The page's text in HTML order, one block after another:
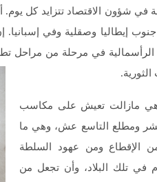
في شؤون الاقتصاد تتزايد كل يوم.
إيطاليا وصقلية وفي إسبانيا.
في مرحلة من مراحل
وهي مازالت تعيش على مكاسب
عشر ومطلع التاسع عش، وهي ما
الإقطاع ومن عهود السلطة
في تلك البلاد، وأن تجعل من